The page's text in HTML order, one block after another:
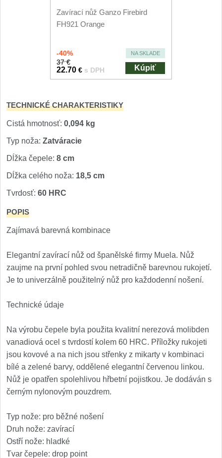
Nože Seburo HOKORI
Nože Seburo HOGANI
Nože Seburo WEST
Nože Tojiro
Nože Tojiro Shippu 2
Nože Tojiro Zen
Nože Samura
Nože Samura MO-V
Nože Samura Bamboo
Brúsky na nože
Zavírací nůž Ganzo Firebird
FH921 Orange
-40% NA SKLADE
37 €
22.70 € s DPH Kúpiť
TECHNICKÉ CHARAKTERISTIKY
Cistá hmotnosť: 0,094 kg
Typ noža: Zatváracie
Dĺžka čepele: 8 cm
Dĺžka celého noža: 18,5 cm
Tvrdosť: 60 HRC
POPIS
Zajímavá barevná kombinace
Elegantní zavírací nůž od španělské firmy Muela. Nůž
zaujme na první pohled svou netradičně barevnou rukojetí.
Je to univerzálně použitelný nůž pro každodenní nošení.
Technické údaje
Na výrobu čepele byla použita kvalitní nerezová molibden
vanadiová ocel s tvrdostí kolem 60 HRC. Příložky rukojeti
jsou kovové a na nich jsou střenky z mikarty v kombinaci
bílé a zelené barvy, oddělené elegantní červenou linkou.
Nůž je opatřen spolehlivou hřbetní pojistkou. Je dodáván s
černým nylonovým pouzdrem.
Typ nože: pro běžné nošení
Druh nože: zavírací
Ostří nože: hladké
Tvar čepele: drop point